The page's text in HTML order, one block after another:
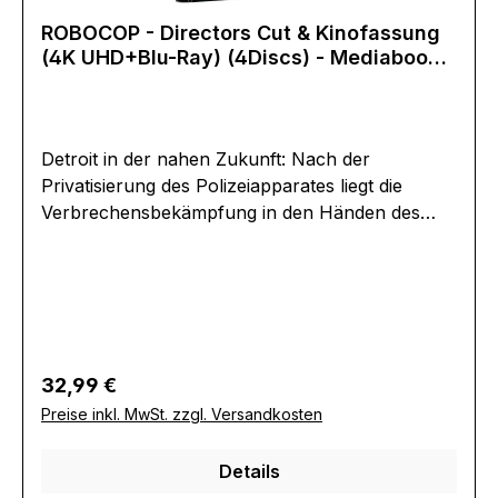
ROBOCOP - Directors Cut & Kinofassung
(4K UHD+Blu-Ray) (4Discs) - Mediabook -
Detroit in der nahen Zukunft: Nach der
Privatisierung des Polizeiapparates liegt die
Verbrechensbekämpfung in den Händen des
Polizei-Cyborg zu erschaffen: RoboCop – halb
Mensch, halb Maschine – soll auf den Straßen
Gedächtnis ist bei der Transplantation nicht
Regulärer Preis:
32,99 €
Preise inkl. MwSt. zzgl. Versandkosten
Details